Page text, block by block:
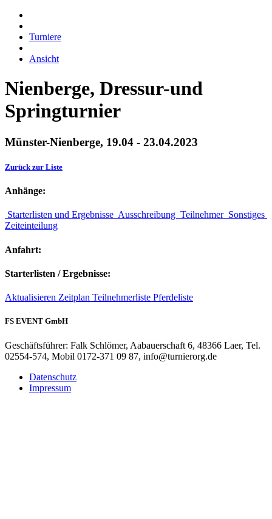
Turniere
Ansicht
Nienberge, Dressur-und
Springturnier
Münster-Nienberge, 19.04 - 23.04.2023
Zurück zur Liste
Anhänge:
Starterlisten und Ergebnisse Ausschreibung Teilnehmer Sonstiges
Zeiteinteilung
Anfahrt:
Starterlisten / Ergebnisse:
Aktualisieren Zeitplan Teilnehmerliste Pferdeliste
FS EVENT GmbH
Geschäftsführer: Falk Schlömer, Aabauerschaft 6, 48366 Laer, Tel.
02554-574, Mobil 0172-371 09 87, info@turnierorg.de
Datenschutz
Impressum